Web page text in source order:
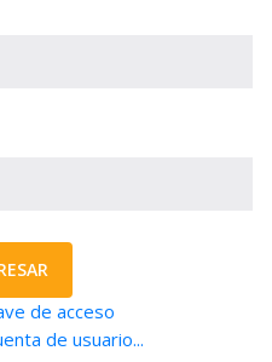
de acceso
de usuario...